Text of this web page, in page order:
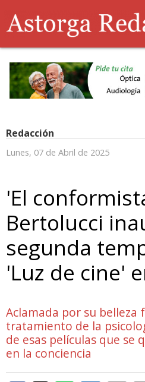
Redacción
Lunes, 07 de Abril de 2025
'El
Bertolucci
segunda
'Luz de cine'
Aclamada por su belleza
tratamiento de la
de esas películas que se
en la conciencia